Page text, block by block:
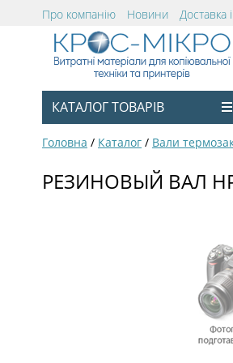
Про компанію Новини Доставка
КАТАЛОГ ТОВАРІВ
Головна / Каталог / Вали
РЕЗИНОВЫЙ ВАЛ HP